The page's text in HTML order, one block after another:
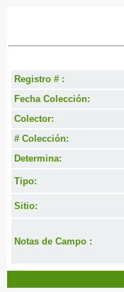
Registro # :
Fecha Colección:
Colector:
# Colección:
Determina:
Tipo:
Sitio:
Notas de Campo :